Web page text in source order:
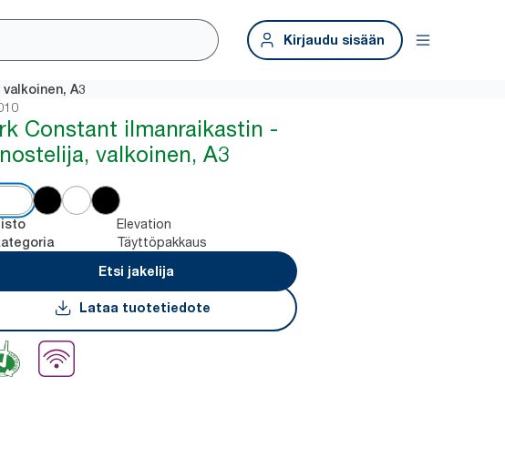
Kirjaudu sisään
A3
Constant ilmanraikastin -
valkoinen, A3
Elevation
Täyttöpakkaus
Etsi jakelija
Lataa tuotetiedote